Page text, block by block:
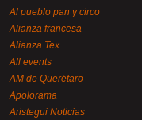
Al pueblo pan y circo
Alianza francesa
Alianza Tex
All events
AM de Querétaro
Apolorama
Aristegui Noticias